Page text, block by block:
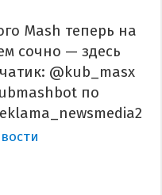
Mash теперь на
сочно — здесь
@kub_masx
по